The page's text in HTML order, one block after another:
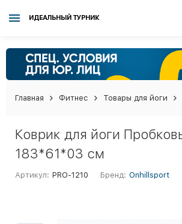
ИДЕАЛЬНЫЙ ТУРНИК
Главная Фитнес Товары для йоги
Коврик для йоги
183*61*03 см
Артикул: PRO-1210 Бренд: Onhillsport